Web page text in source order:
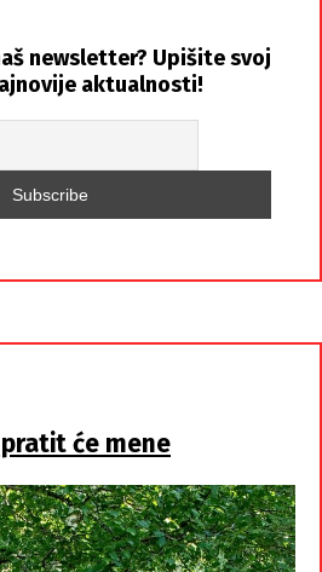
newsletter? Upišite svoj
aktualnosti!
će mene